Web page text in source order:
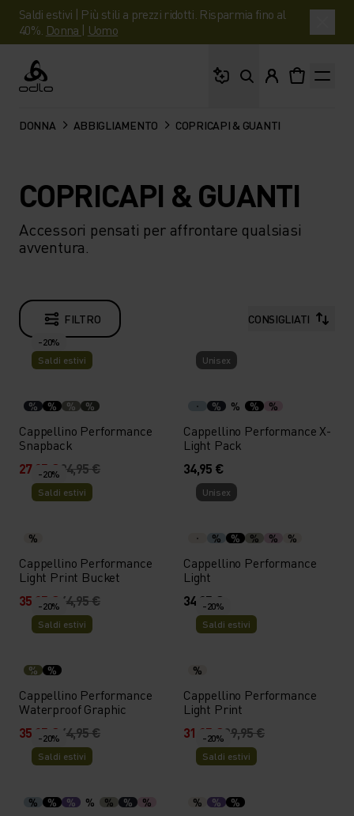
Saldi estivi | Più stili a prezzi ridotti. Risparmia fino al
40%. Donna | Uomo
Odlo
DONNA ABBIGLIAMENTO COPRICAPI & GUANTI
COPRICAPI & GUANTI
Accessori pensati per affrontare qualsiasi
avventura.
FILTRO CONSIGLIATI
-20%
Saldi estivi
% % % %
Cappellino Performance
Snapback
27,95 € 34,95 €
Unisex
% % % %
Cappellino Performance X-
Light Pack
34,95 €
-20%
Saldi estivi
%
Cappellino Performance
Light Print Bucket
35,95 € 44,95 €
Unisex
% % % % %
Cappellino Performance
Light
34,95 €
-20%
Saldi estivi
% %
Cappellino Performance
Waterproof Graphic
35,95 € 44,95 €
-20%
Saldi estivi
%
Cappellino Performance
Light Print
31,95 € 39,95 €
-20%
Saldi estivi
% % % % % % %
-20%
Saldi estivi
% % %